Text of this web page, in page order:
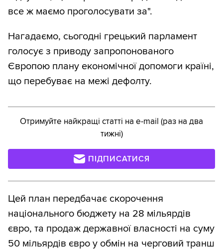
все ж маємо проголосувати за".
Нагадаємо, сьогодні грецький парламент
голосує з приводу запропонованого
Європою плану економічної допомоги країні,
що перебуває на межі дефолту.
Отримуйте найкращі статті на e-mail (раз на два
тижні)
ПІДПИСАТИСЯ
Цей план передбачає скорочення
національного бюджету на 28 мільярдів
євро, та продаж державної власності на суму
50 мільярдів євро у обмін на черговий транш